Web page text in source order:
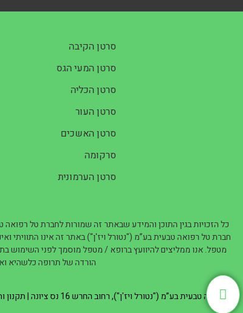
סרטן הקיבה
סרטן המעי הגס
סרטן הכליה
סרטן העור
סרטן האשכים
סרקומה
סרטן הערמונית
כל הזכויות בגין התוכן והמידע שבאתר זה שמורות לחברת טל
חברת טל רפואה טבעית בע”מ ("נטורל ויז'ן") באתר זה אינו התוויתי
מטפל. אנו ממליצים להיוועץ ברופא / מטפל מוסמך לפני השימוש
הורדה של תרופה כלשהיא
טל רפואה טבעית בע”מ ("נטורל ויז'ן"), רחוב החרש 16 נס ציונה | תקנון